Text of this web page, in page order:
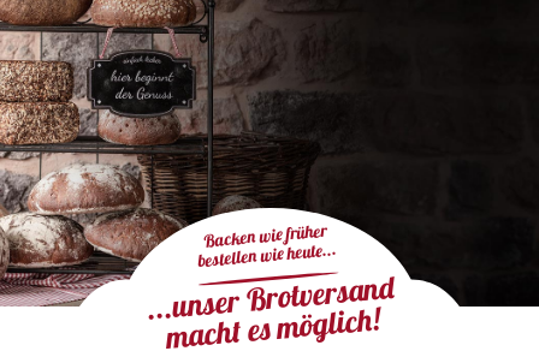
Backen wie früher
bestellen wie heute...
...unser Brotversand
macht es möglich!